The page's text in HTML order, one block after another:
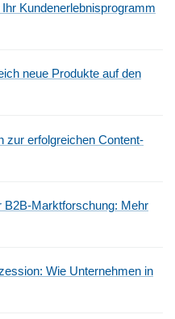
Kundenerlebnisprogramm
neue Produkte auf den
zur erfolgreichen Content-
B2B-Marktforschung: Mehr
Wie Unternehmen in